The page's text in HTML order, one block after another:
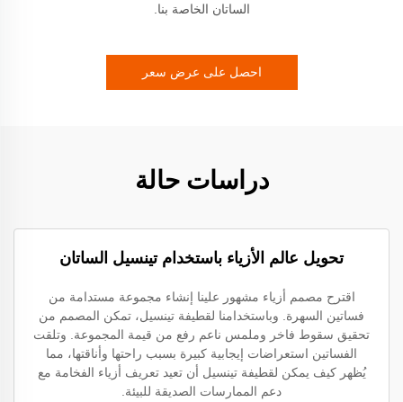
الساتان الخاصة بنا.
احصل على عرض سعر
دراسات حالة
تحويل عالم الأزياء باستخدام تينسيل الساتان
اقترح مصمم أزياء مشهور علينا إنشاء مجموعة مستدامة من
فساتين السهرة. وباستخدامنا لقطيفة تينسيل، تمكن المصمم من
تحقيق سقوط فاخر وملمس ناعم رفع من قيمة المجموعة. وتلقت
الفساتين استعراضات إيجابية كبيرة بسبب راحتها وأناقتها، مما
يُظهر كيف يمكن لقطيفة تينسيل أن تعيد تعريف أزياء الفخامة مع
دعم الممارسات الصديقة للبيئة.